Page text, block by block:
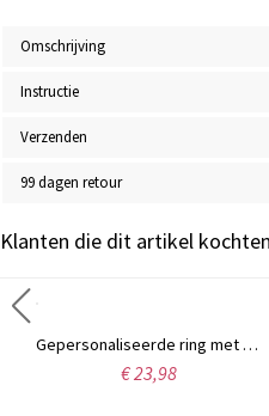
Omschrijving
Instructie
Verzenden
99 dagen retour
Klanten die dit artikel
Gepersonaliseerde ring met naam en huisdierportret, ring met honden-/kattenpootafdruk, vintage zilveren sieraad, gedenkgeschenk voor een verloren huisdier, cadeau voor dierenliefhebbers/kattenliefhebbers/hondenmoeders
€ 23,98